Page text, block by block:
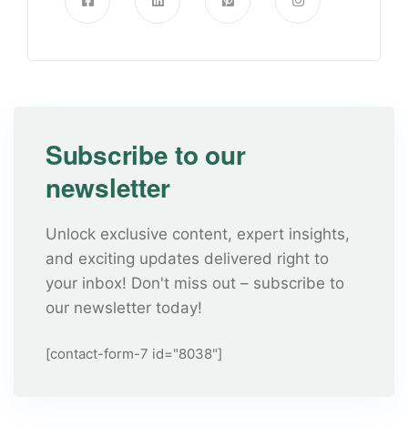
Subscribe to our
newsletter
Unlock exclusive content, expert insights,
and exciting updates delivered right to
your inbox! Don't miss out – subscribe to
our newsletter today!
[contact-form-7 id="8038"]